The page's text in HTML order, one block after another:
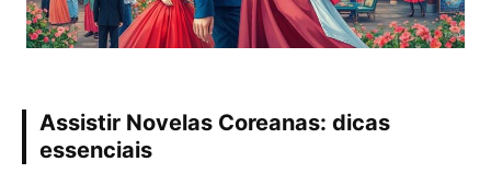
Assistir Novelas Coreanas: dicas
essenciais